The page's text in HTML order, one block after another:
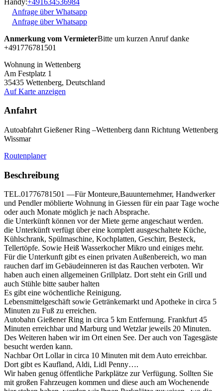
Anfrage über Whatsapp
Anfrage über Whatsapp
Anmerkung vom VermieterBitte um kurzen Anruf danke
+491776781501
Wohnung in Wettenberg
Am Festplatz 1
35435 Wettenberg, Deutschland
Auf Karte anzeigen
Anfahrt
Autoabfahrt Gießener Ring –Wettenberg dann Richtung Wettenberg
Wissmar
Routenplaner
Beschreibung
TEL.01776781501 —Für Monteure,Bauunternehmer, Handwerker
und Pendler möblierte Wohnung in Giessen für ein paar Tage woche
oder auch Monate möglich je nach Absprache.
die Unterkünft können vor der Miete gerne angeschaut werden.
die Unterkünft verfügt über eine komplett ausgeschaltete Küche,
Kühlschrank, Spülmaschine, Kochplatten, Geschirr, Besteck,
Tellertöpfe. Sowie Heiß Wasserkocher Mikro und einiges mehr.
Für die Unterkunft gibt es einen privaten Außenbereich, wo man
rauchen darf im Gebäudeinneren ist das Rauchen verboten. Wir
haben auch einen allgemeinen Grillplatz. Dort steht ein Grill und
auch Stühle bitte sauber halten
Es gibt eine wöchentliche Reinigung.
Lebensmittelgeschäft sowie Getränkemarkt und Apotheke in circa 5
Minuten zu Fuß zu erreichen.
Autobahn Gießener Ring in circa 5 km Entfernung. Frankfurt 45
Minuten erreichbar und Marburg und Wetzlar jeweils 20 Minuten.
Des Weiteren haben wir im Ort einen See. Der auch von Tagesgäste
besucht werden kann.
Nachbar Ort Lollar in circa 10 Minuten mit dem Auto erreichbar.
Dort gibt es Kaufland, Aldi, Lidl Penny….
Wir haben genug öffentliche Parkplätze zur Verfügung. Sollten Sie
mit großen Fahrzeugen kommen und diese auch am Wochenende